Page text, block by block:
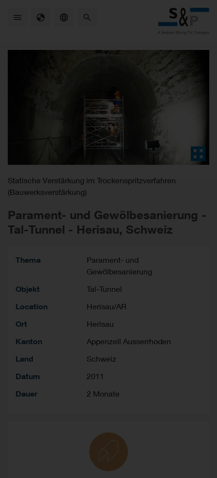
Statische Verstärkung im Trockenspritzverfahren
(Bauwerksverstärkung)
Parament- und Gewölbesanierung -
Tal-Tunnel - Herisau, Schweiz
Thema
Parament- und
Gewölbesanierung
Objekt
Tal-Tunnel
Location
Herisau/AR
Ort
Herisau
Kanton
Appenzell Ausserrhoden
Land
Schweiz
Datum
2011
Dauer
2 Monate